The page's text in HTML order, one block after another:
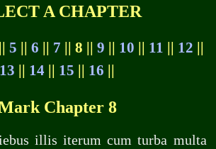
A CHAPTER
5 || 6 || 7 || 8 || 9 || 10 || 11 || 12 ||
13 || 14 || 15 || 16 ||
Chapter 8
illis iterum cum turba multa